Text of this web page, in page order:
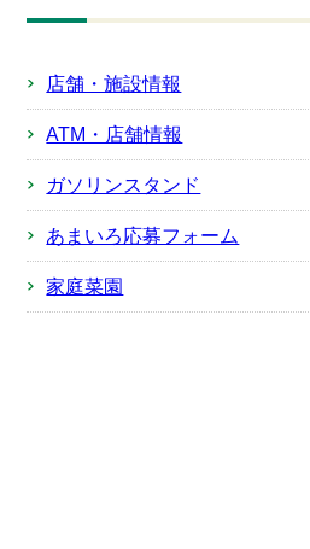
店舗・施設情報
ATM・店舗情報
ガソリンスタンド
あまいろ応募フォーム
家庭菜園